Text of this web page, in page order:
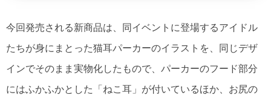
今回発売される新商品は、同イベントに登場するアイドル
たちが身にまとった猫耳パーカーのイラストを、同じデザ
インでそのまま実物化したもので、パーカーのフード部分
にはふかふかとした「ねこ耳」が付いているほか、お尻の